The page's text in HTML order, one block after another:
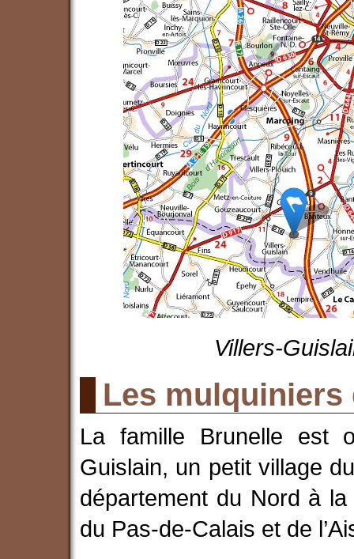
Villers-
Les mulquiniers
La famille Brunelle est
Guislain, un petit village
département du Nord à
du Pas-de-Calais et de